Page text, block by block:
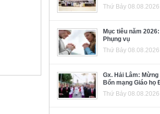
Thứ Bảy 08.08.2026
Mục tiêu năm
Phụng vụ
Thứ Bảy 08.08.2026
Gx. Hải Lâm:
Bổn mạng Giáo họ
Thứ Bảy 08.08.2026